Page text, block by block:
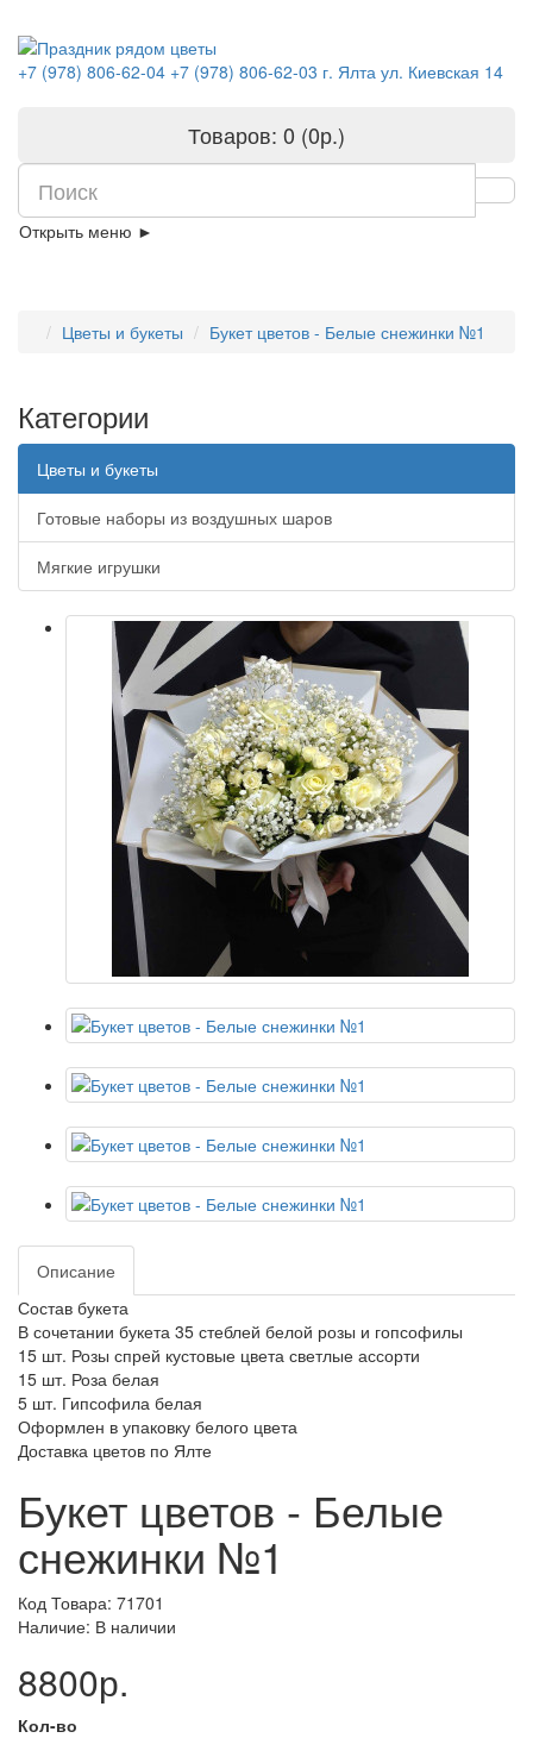
+7 (978) 806-62-04 +7 (978) 806-62-03 г. Ялта ул. Киевская 14
Товаров: 0 (0р.)
Открыть меню ►
Цветы и букеты Букет цветов - Белые снежинки №1
Категории
Цветы и букеты
Готовые наборы из воздушных шаров
Мягкие игрушки
Описание
Состав букета
В сочетании букета 35 стеблей белой розы и гопсофилы
15 шт. Розы спрей кустовые цвета светлые ассорти
15 шт. Роза белая
5 шт. Гипсофила белая
Оформлен в упаковку белого цвета
Доставка цветов по Ялте
Букет цветов - Белые
снежинки №1
Код Товара: 71701
Наличие: В наличии
8800р.
Кол-во